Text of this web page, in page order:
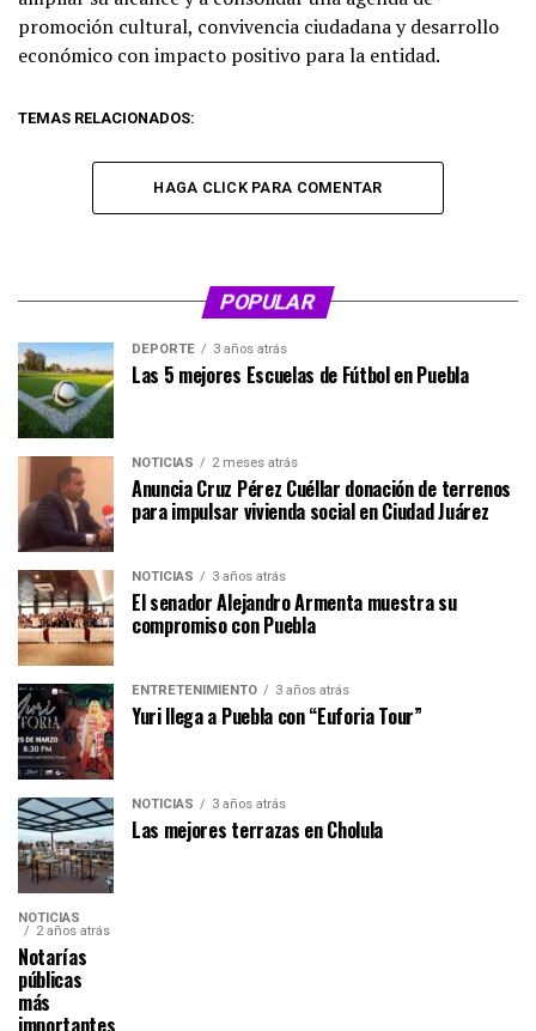
promoción cultural, convivencia ciudadana y desarrollo
económico con impacto positivo para la entidad.
TEMAS RELACIONADOS:
HAGA CLICK PARA COMENTAR
POPULAR
DEPORTE 3 años atrás
Las 5 mejores Escuelas de Fútbol en Puebla
NOTICIAS 2 meses atrás
Anuncia Cruz Pérez Cuéllar donación de terrenos
para impulsar vivienda social en Ciudad Juárez
NOTICIAS 3 años atrás
El senador Alejandro Armenta muestra su
compromiso con Puebla
ENTRETENIMIENTO 3 años atrás
Yuri llega a Puebla con “Euforia Tour”
NOTICIAS 3 años atrás
Las mejores terrazas en Cholula
NOTICIAS
2 años atrás
Notarías
públicas
más
importantes